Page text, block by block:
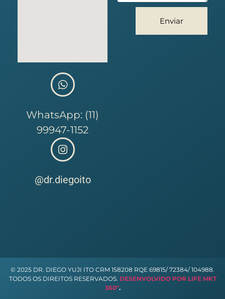
WhatsApp: (11)
99947-1152
@dr.diegoito
Enviar
© 2025 DR. DIEGO YUJI ITO CRM 158208 RQE 69815/ 72384/ 104988.
TODOS OS DIREITOS RESERVADOS. DESENVOLVIDO POR LIFE MKT
360º.